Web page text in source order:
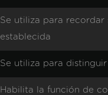
Se utiliza para recordar
establecida
Se utiliza para
Habilita la función de